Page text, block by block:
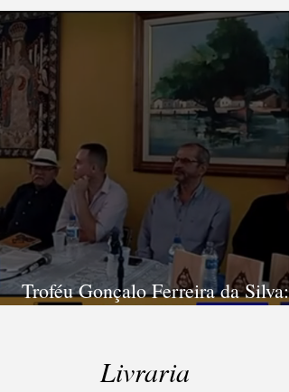
Troféu Gonçalo Ferreira da Silva:
Livraria